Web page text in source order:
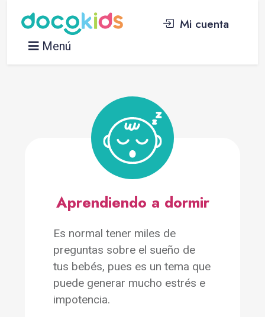
Mi cuenta
Menú
Aprendiendo a dormir
Es normal tener miles de
preguntas sobre el sueño de
tus bebés, pues es un tema que
puede generar mucho estrés e
impotencia.